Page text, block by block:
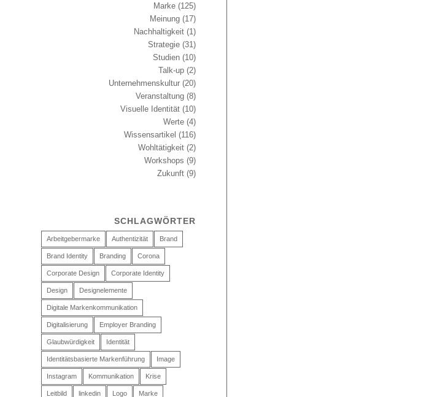
Marke(125)
Meinung(17)
Nachhaltigkeit(1)
Strategie(31)
Studien(10)
Talk-up(2)
Unternehmenskultur(20)
Veranstaltung(8)
Visuelle Identität(10)
Werte(4)
Wissensartikel (116)
Wohltätigkeit(2)
Workshops (9)
Zukunft(9)
SCHLAGWÖRTER
Arbeitgebermarke Authentizität Brand
Brand Identity Branding Corona
Corporate Design Corporate Identity
Design Designelemente
Digitale Markenkommunikation
Digitalisierung Employer Branding
Glaubwürdigkeit Identität
Identitätsbasierte Markenführung Image
Instagram Kommunikation Krise
Leitbild linkedin Logo Marke